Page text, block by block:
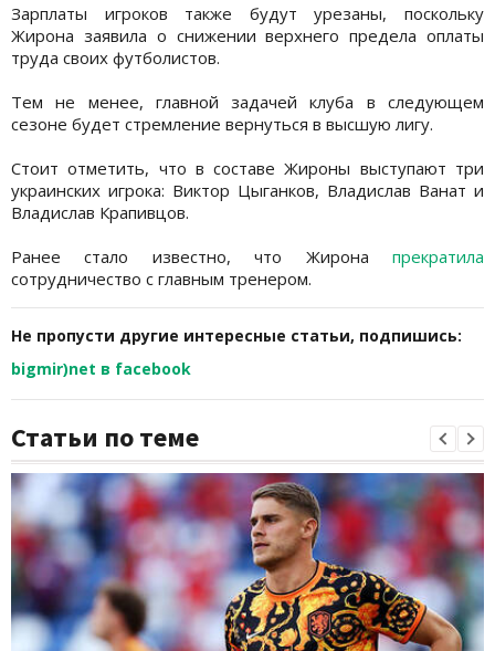
Зарплаты игроков также будут урезаны, поскольку
Жирона заявила о снижении верхнего предела оплаты
труда своих футболистов.
Тем не менее, главной задачей клуба в следующем
сезоне будет стремление вернуться в высшую лигу.
Стоит отметить, что в составе Жироны выступают три
украинских игрока: Виктор Цыганков, Владислав Ванат и
Владислав Крапивцов.
Ранее стало известно, что Жирона прекратила
сотрудничество с главным тренером.
Не пропусти другие интересные статьи, подпишись:
bigmir)net в facebook
Статьи по теме